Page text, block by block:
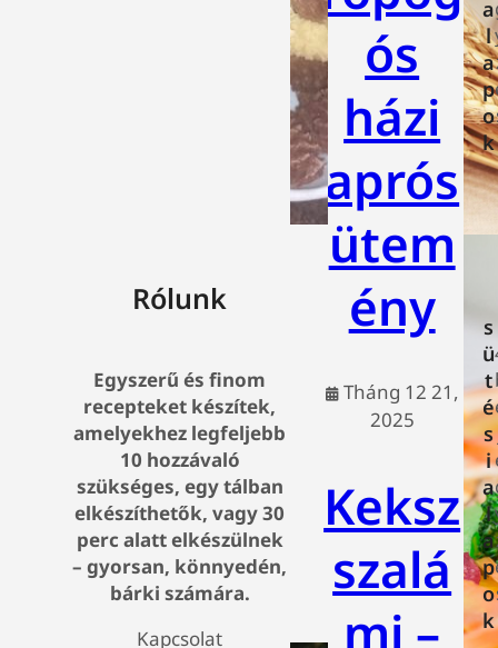
Rólunk
Egyszerű és finom
recepteket készítek,
amelyekhez legfeljebb
10 hozzávaló
szükséges, egy tálban
elkészíthetők, vagy 30
perc alatt elkészülnek
– gyorsan, könnyedén,
bárki számára.
Kapcsolat
ós
házi
aprós
ütem
ény
Tháng 12 21,
2025
Keksz
szalá
mi –
a
l
a
p
o
k
s
ü
t
é
s
i
a
l
a
p
o
k